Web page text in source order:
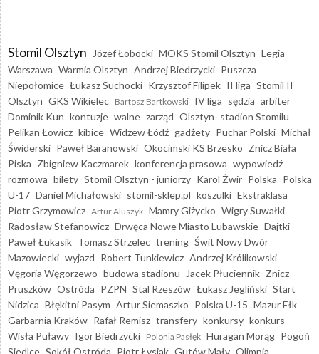
Stomil Olsztyn Józef Łobocki MOKS Stomil Olsztyn Legia
Warszawa Warmia Olsztyn Andrzej Biedrzycki Puszcza
Niepołomice Łukasz Suchocki Krzysztof Filipek II liga Stomil II
Olsztyn GKS Wikielec Bartosz Bartkowski IV liga sędzia arbiter
Dominik Kun kontuzje walne zarząd Olsztyn stadion Stomilu
Pelikan Łowicz kibice Widzew Łódź gadżety Puchar Polski Michał
Świderski Paweł Baranowski Okocimski KS Brzesko Znicz Biała
Piska Zbigniew Kaczmarek konferencja prasowa wypowiedź
rozmowa bilety Stomil Olsztyn - juniorzy Karol Żwir Polska Polska
U-17 Daniel Michałowski stomil-sklep.pl koszulki Ekstraklasa
Piotr Grzymowicz Artur Aluszyk Mamry Giżycko Wigry Suwałki
Radosław Stefanowicz Drwęca Nowe Miasto Lubawskie Dajtki
Paweł Łukasik Tomasz Strzelec trening Świt Nowy Dwór
Mazowiecki wyjazd Robert Tunkiewicz Andrzej Królikowski
Vęgoria Węgorzewo budowa stadionu Jacek Płuciennik Znicz
Pruszków Ostróda PZPN Stal Rzeszów Łukasz Jegliński Start
Nidzica Błękitni Pasym Artur Siemaszko Polska U-15 Mazur Ełk
Garbarnia Kraków Rafał Remisz transfery konkursy konkurs
Wisła Puławy Igor Biedrzycki Polonia Pasłęk Huragan Morąg Pogoń
Siedlce Sokół Ostróda Piotr Łysiak Gutów Mały Olimpia